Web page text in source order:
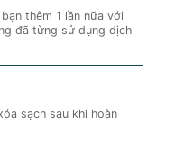
thêm 1 lần nữa với
đã từng sử dụng dịch
sạch sau khi hoàn